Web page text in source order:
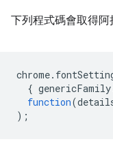
下列程式碼會取得阿
chrome.
{ genericFamily
function(
);